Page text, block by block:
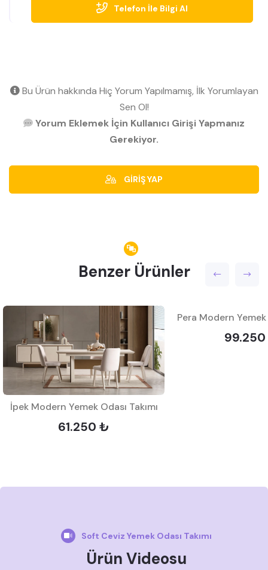
Telefon İle Bilgi Al
Bu Ürün hakkında Hiç Yorum Yapılmamış, İlk Yorumlayan
Sen Ol!
Yorum Eklemek İçin Kullanıcı Girişi Yapmanız
Gerekiyor.
GİRİŞ YAP
Benzer Ürünler
İpek Modern Yemek Odası Takımı
61.250 ₺
Pera Modern Yemek
Soft Ceviz Yemek Odası Takımı
Ürün Videosu